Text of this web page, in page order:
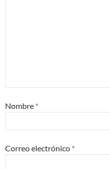
Nombre *
Correo electrónico *